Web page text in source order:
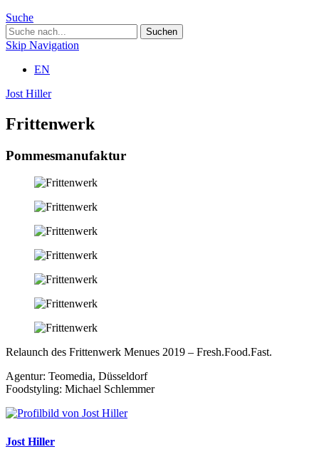
Suche
Skip Navigation
EN
Jost Hiller
Frittenwerk
Pommesmanufaktur
Relaunch des Frittenwerk Menues 2019 – Fresh.Food.Fast.
Agentur: Teomedia, Düsseldorf
Foodstyling: Michael Schlemmer
Jost Hiller